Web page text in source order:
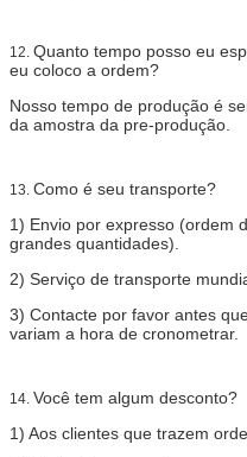
12. Quanto tempo posso eu
eu coloco a ordem?
Nosso tempo de produção é
da amostra da pre-produção.
13. Como é seu transporte?
1) Envio por expresso (ordem
grandes quantidades).
2) Serviço de transporte
3) Contacte por favor antes
variam a hora de cronometrar.
14. Você tem algum desconto?
1) Aos clientes que trazem